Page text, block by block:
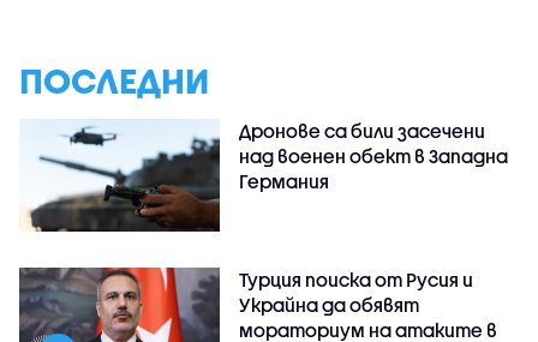
ПОСЛЕДНИ
Дронове са били засечени
над военен обект в Западна
Германия
Турция поиска от Русия и
Украйна да обявят
мораториум на атаките в